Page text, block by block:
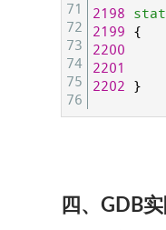
71
72
73
74
75
76
2198
2199
{
2200
2201
2202
}
四、GDB